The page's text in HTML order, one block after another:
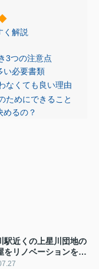
く解説
3つの注意点
い必要書類
なくても良い理由
ためにできること
るの？
駅近くの上星川団地の
をリノベーションをし